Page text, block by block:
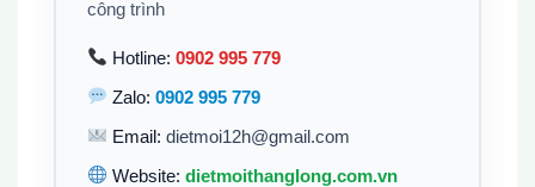
công trình
Hotline:0902 995 779
Zalo:0902 995 779
Email:dietmoi12h@gmail.com
Website:dietmoithanglong.com.vn